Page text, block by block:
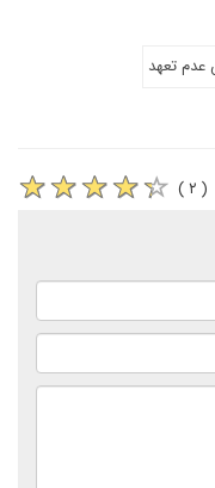
عدم تعهد
( ۲ )